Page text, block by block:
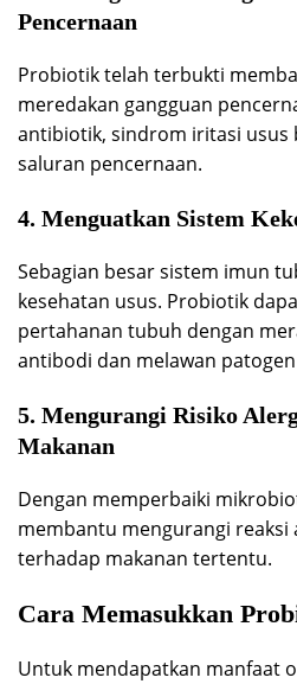
Pencernaan
Probiotik telah terbukti
meredakan gangguan
antibiotik, sindrom iritasi usus
saluran pencernaan.
4. Menguatkan Sistem
Sebagian besar sistem imun
kesehatan usus. Probiotik
pertahanan tubuh dengan
antibodi dan melawan
5. Mengurangi Risiko
Makanan
Dengan memperbaiki
membantu mengurangi
terhadap makanan tertentu.
Cara Memasukkan
Untuk mendapatkan manfaat